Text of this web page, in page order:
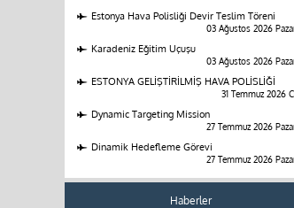
Estonya Hava Polisliği Devir Teslim Töreni
03 Ağustos 2026
Karadeniz Eğitim Uçuşu
03 Ağustos 2026
ESTONYA GELİŞTİRİLMİŞ HAVA POLİSLİĞİ
31 Temmuz 2026
Dynamic Targeting Mission
27 Temmuz 2026
Dinamik Hedefleme Görevi
27 Temmuz 2026
Haberler